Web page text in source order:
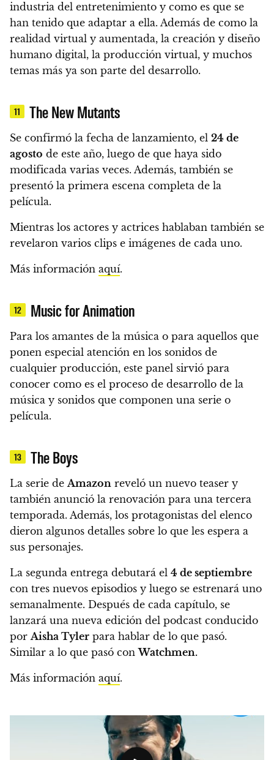
industria del entretenimiento y como es que se
han tenido que adaptar a ella. Además de como la
realidad virtual y aumentada, la creación y diseño
humano digital, la producción virtual, y muchos
temas más ya son parte del desarrollo.
11 The New Mutants
Se confirmó la fecha de lanzamiento, el 24 de
agosto de este año, luego de que haya sido
modificada varias veces. Además, también se
presentó la primera escena completa de la
película.
Mientras los actores y actrices hablaban también se
revelaron varios clips e imágenes de cada uno.
Más información aquí.
12 Music for Animation
Para los amantes de la música o para aquellos que
ponen especial atención en los sonidos de
cualquier producción, este panel sirvió para
conocer como es el proceso de desarrollo de la
música y sonidos que componen una serie o
película.
13 The Boys
La serie deAmazon reveló un nuevo teaser y
también anunció la renovación para una tercera
temporada. Además, los protagonistas del elenco
dieron algunos detalles sobre lo que les espera a
sus personajes.
La segunda entrega debutará el 4 de septiembre
con tres nuevos episodios y luego se estrenará uno
semanalmente. Después de cada capítulo, se
lanzará una nueva edición del podcast conducido
porAisha Tyler para hablar de lo que pasó.
Similar a lo que pasó conWatchmen.
Más información aquí.